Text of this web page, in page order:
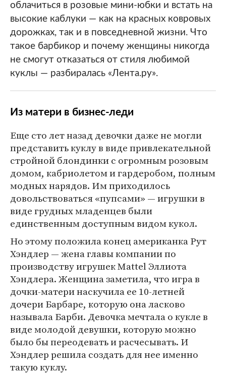
облачиться в розовые мини-юбки и встать на
высокие каблуки — как на красных ковровых
дорожках, так и в повседневной жизни. Что
такое барбикор и почему женщины никогда
не смогут отказаться от стиля любимой
куклы — разбиралась «Лента.ру».
Из матери в бизнес-леди
Еще сто лет назад девочки даже не могли
представить куклу в виде привлекательной
стройной блондинки с огромным розовым
домом, кабриолетом и гардеробом, полным
модных нарядов. Им приходилось
довольствоваться «пупсами» — игрушки в
виде грудных младенцев были
единственным доступным видом кукол.
Но этому положила конец американка Рут
Хэндлер — жена главы компании по
производству игрушек Mattel Эллиота
Хэндлера. Женщина заметила, что игра в
дочки-матери наскучила ее 10-летней
дочери Барбаре, которую она ласково
называла Барби. Девочка мечтала о кукле в
виде молодой девушки, которую можно
было бы переодевать и расчесывать. И
Хэндлер решила создать для нее именно
такую куклу.